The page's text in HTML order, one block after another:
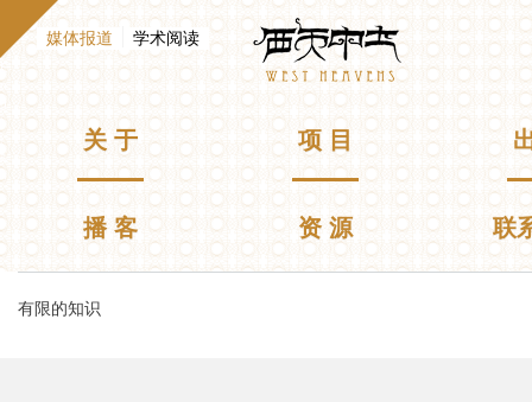
跳
转
到
主
要
内
容
Westheavens
E
n
h
主菜单 关 于 项 目
播 客 资 源 联
你在这里
有限的知识
媒体报道
（活动标签）学术阅读